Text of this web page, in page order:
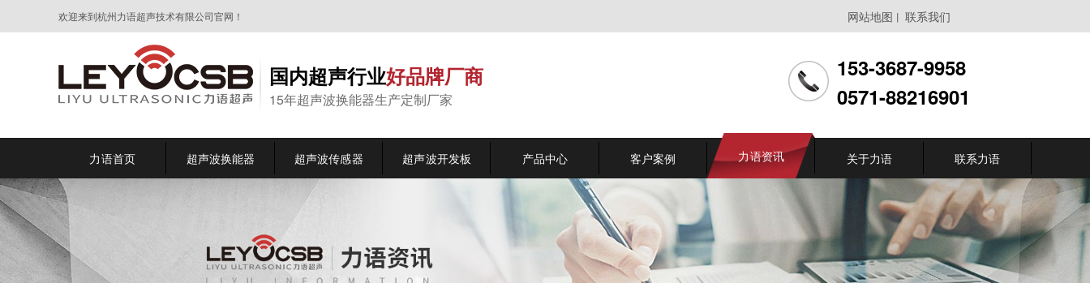
网站地图 丨 联系我们
欢迎来到杭州力语超声技术有限公司官网！
国内超声行业好品牌厂商
15年超声波换能器生产定制厂家
153-3687-9958
0571-88216901
力语首页 超声波换能器 超声波传感器 超声波开发板 产品中心 客户案例 力语资讯 关于力语 联系力语